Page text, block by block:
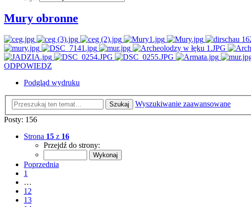
Mury obronne
ODPOWIEDZ
Podgląd wydruku
Szukaj
Wyszukiwanie zaawansowane
Posty: 156
Strona 15 z 16
Przejdź do strony:
Poprzednia
1
…
12
13